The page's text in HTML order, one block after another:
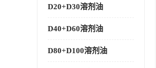
D20+D30溶剂油
D40+D60溶剂油
D80+D100溶剂油